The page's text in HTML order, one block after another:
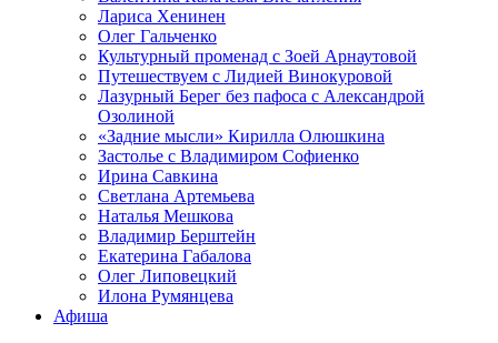
Лариса Хенинен
Олег Гальченко
Культурный променад с Зоей Арнаутовой
Путешествуем с Лидией Винокуровой
Лазурный Берег без пафоса с Александрой
Озолиной
«Задние мысли» Кирилла Олюшкина
Застолье с Владимиром Софиенко
Ирина Савкина
Светлана Артемьева
Наталья Мешкова
Владимир Берштейн
Екатерина Габалова
Олег Липовецкий
Илона Румянцева
Афиша